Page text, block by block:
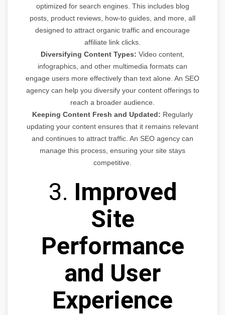
optimized for search engines. This includes blog
posts, product reviews, how-to guides, and more, all
designed to attract organic traffic and encourage
affiliate link clicks.
Diversifying Content Types: Video content,
infographics, and other multimedia formats can
engage users more effectively than text alone. An SEO
agency can help you diversify your content offerings to
reach a broader audience.
Keeping Content Fresh and Updated: Regularly
updating your content ensures that it remains relevant
and continues to attract traffic. An SEO agency can
manage this process, ensuring your site stays
competitive.
3. Improved
Site
Performance
and User
Experience